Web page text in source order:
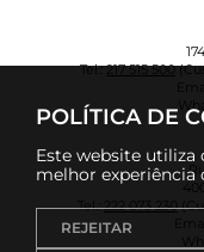
POLÍTICA DE
Este website utiliza
melhor experiência
REJEITAR
Tel.:217 515 500
Tel.:222 073 230